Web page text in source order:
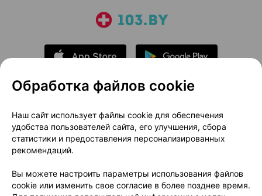
О проекте
Новости проекта
Размещение рекламы
Медицинский маркетинг
Публичный договор
Доставка
Способы оплаты
Вакансии
Партнеры
Обработка файлов cookie
Наш сайт использует файлы cookie для обеспечения
удобства пользователей сайта, его улучшения, сбора
статистики и предоставления персонализированных
рекомендаций.
Вы можете настроить параметры использования файлов
cookie или изменить свое согласие в более позднее время.